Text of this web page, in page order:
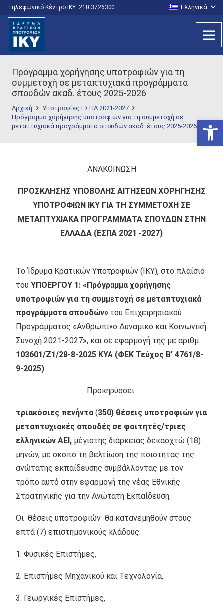
Τηλεφωνικό Κέντρο IKY: 210 3726300 Ελληνικά
Πρόγραμμα χορήγησης υποτροφιών για τη
συμμετοχή σε μεταπτυχιακά προγράμματα
σπουδών ακαδ. έτους 2025-2026
Αρχική
Υποτροφίες ΕΣΠΑ 2021-2027
Πρόγραμμα χορήγησης υποτροφιών για τη συμμετοχή σε
μεταπτυχιακά προγράμματα σπουδών ακαδ. έτους 2025-2026
ΑΝΑΚΟΙΝΩΣΗ
ΠΡΟΣΚΛΗΣΗΣ ΥΠΟΒΟΛΗΣ ΑΙΤΗΣΕΩΝ ΧΟΡΗΓΗΣΗΣ
ΥΠΟΤΡΟΦΙΩΝ ΙΚΥ ΓΙΑ ΤΗ ΣΥΜΜΕΤΟΧΗ ΣΕ
ΜΕΤΑΠΤΥΧΙΑΚΑ ΠΡΟΓΡΑΜΜΑΤΑ ΣΠΟΥΔΩΝ ΣΤΗΝ
ΕΛΛΑΔΑ (ΕΣΠΑ 2021 -2027)
Το Ίδρυμα Κρατικών Υποτροφιών (ΙΚΥ), στο πλαίσιο
του ΥΠΟΕΡΓΟΥ 1: «Πρόγραμμα χορήγησης
υποτροφιών για τη συμμετοχή σε μεταπτυχιακά
προγράμματα σπουδών» του Επιχειρησιακού
Προγράμματος «Ανθρώπινο Δυναμικό και Κοινωνική
Συνοχή 2021-2027», και σε εφαρμογή της με αριθμ.
103601/Ζ1/28-8-2025 ΚΥΑ (ΦΕΚ Τεύχος Β’ 4761/8-
9-2025)
Προκηρύσσει
τριακόσιες πενήντα (350) θέσεις υποτροφιών για
μεταπτυχιακές σπουδές σε φοιτητές/τριες
ελληνικών ΑΕΙ, μέγιστης διάρκειας δεκαοχτώ (18)
μηνών, με σκοπό τη βελτίωση της ποιότητας της
ανώτατης εκπαίδευσης συμβάλλοντας με τον
τρόπο αυτό στην εφαρμογή της νέας Εθνικής
Στρατηγικής για την Ανώτατη Εκπαίδευση.
Οι θέσεις υποτροφιών θα κατανεμηθούν στους
επτά (7) επιστημονικούς κλάδους:
1. Φυσικές Επιστήμες,
2. Επιστήμες Μηχανικού και Τεχνολογία,
3. Γεωργικές Επιστήμες,